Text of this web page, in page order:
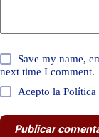
Save my name,
next time I comment.
Acepto la
Publicar